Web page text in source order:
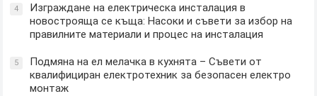
4
Изграждане на електрическа инсталация в
новострояща се къща: Насоки и съвети за избор на
правилните материали и процес на инсталация
5
Подмяна на ел мелачка в кухнята – Съвети от
квалифициран електротехник за безопасен електро
монтаж